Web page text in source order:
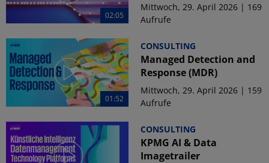
02:05
Mittwoch, 29. April 2026 | 169
Aufrufe
01:52
CONSULTING
Managed Detection and
Response (MDR)
Mittwoch, 29. April 2026 | 159
Aufrufe
CONSULTING
KPMG AI & Data
Imagetrailer